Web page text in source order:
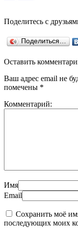
Поделитесь с
Поделиться…
Оставить
Ваш адрес email не
помечены *
Комментарий:
Имя
Email
Сохранить моё
последующих моих